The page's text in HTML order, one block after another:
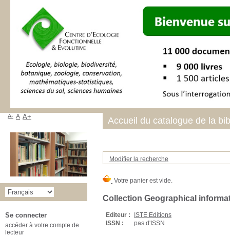
Modifier la recherche
Collection Geographical
Editeur :
ISTE Editions
ISSN :
pas d'ISSN
Accueil du catalogue de la
A- A A+
Se connecter
accéder à votre compte de
lecteur